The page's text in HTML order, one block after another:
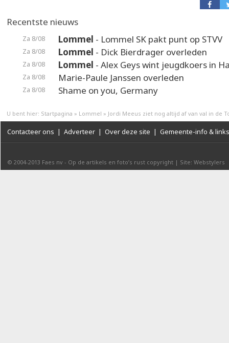
Recentste nieuws
Za 8/08 Lommel - Lommel SK pakt punt op STVV
Za 8/08 Lommel - Dick Bierdrager overleden
Za 8/08 Lommel - Alex Geys wint jeugdkoers in
Za 8/08 Marie-Paule Janssen overleden
Za 8/08 Shame on you, Germany
U bent hier: Startpagina » Lommel » Jordi Meeus ziet nog altijd af van val in de
Contacteer ons | Adverteer | Over deze site | Gemeente-info & links
© 2004-2013 Faes nv - Op de artikels en foto’s rust copyright | Site: Webstylers